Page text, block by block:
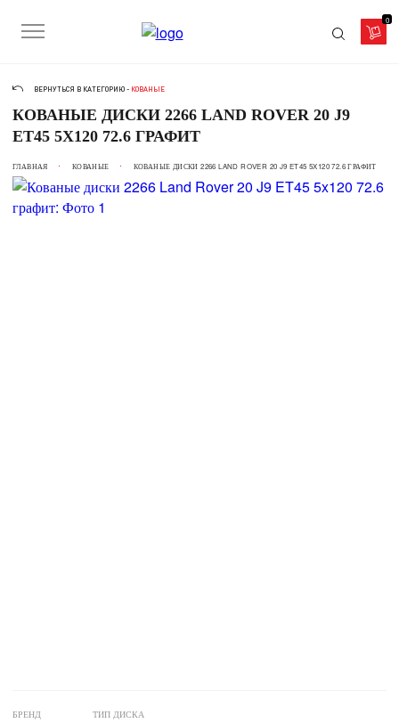
0
ВЕРНУТЬСЯ В КАТЕГОРИЮ - КОВАНЫЕ
КОВАНЫЕ ДИСКИ 2266 LAND ROVER 20 J9
ET45 5X120 72.6 ГРАФИТ
ГЛАВНАЯ КОВАНЫЕ КОВАНЫЕ ДИСКИ 2266 LAND ROVER 20 J9 ET45 5X120 72.6 ГРАФИТ
БРЕНД ТИП ДИСКА